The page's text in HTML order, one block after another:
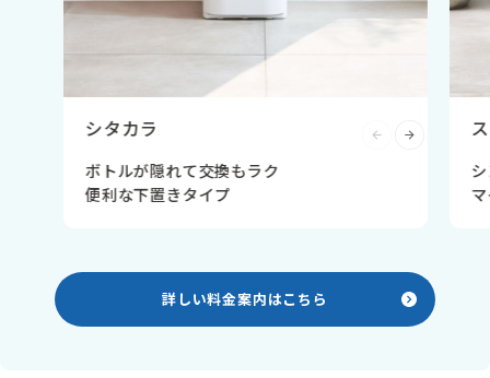
シタカラ
ボトルが隠れて交換もラク
便利な下置きタイプ
詳しい料金案内はこちら